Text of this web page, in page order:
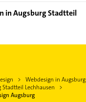
in Augsburg Stadtteil
Webdesign in Augsburg
Lechhausen
Augsburg